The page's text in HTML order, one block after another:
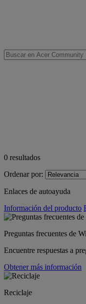
0 resultados
Ordenar por:
Enlaces de autoayuda
Información del producto
Preguntas frecuentes de
Encuentre respuestas a
Obtener más información
Reciclaje